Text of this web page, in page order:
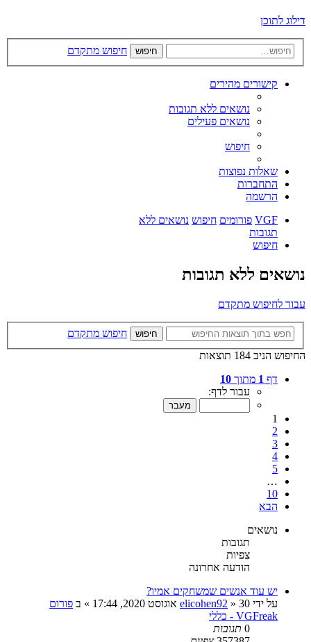
דילוג לתוכן
חיפוש חיפוש מתקדם
קישורים מהירים
נושאים ללא תגובות
נושאים פעילים
חיפוש
שאלות נפוצות
התחברות
הרשמה
VGF פורומים חיפוש נושאים ללא
תגובות
חיפוש
נושאים ללא תגובות
עבור לחיפוש מתקדם
חיפוש
חיפוש מתקדם
החיפוש הניב 184 תוצאות
דף 1 מתוך 10
עבור לדף:
1
2
3
4
5
…
10
הבא
נושאים
תגובות
צפיות
הודעה אחרונה
יש עוד אנשים שמשחקים אמיו?
על ידי
elicohen92 » 30 אוגוסט 2020, 17:44 » ב פורום
VGFreak - כללי
0 תגובות